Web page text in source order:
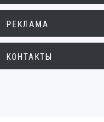
РЕКЛАМА
КОНТАКТЫ